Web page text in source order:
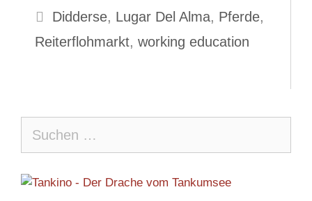
Schlagwörter
Didderse, Lugar Del Alma, Pferde,
Reiterflohmarkt, working education
nach: